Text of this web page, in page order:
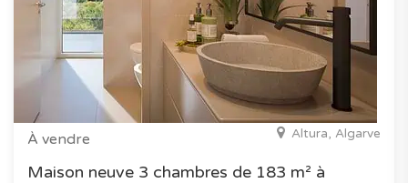
À vendre Altura, Algarve
Maison neuve 3 chambres de 183 m² à